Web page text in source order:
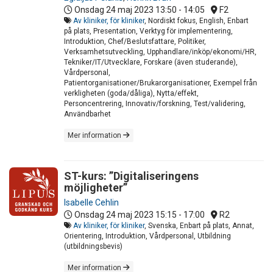
Onsdag 24 maj 2023 13:50 - 14:05 F2
Av kliniker, för kliniker, Nordiskt fokus, English, Enbart
på plats, Presentation, Verktyg för implementering,
Introduktion, Chef/Beslutsfattare, Politiker,
Verksamhetsutveckling, Upphandlare/inköp/ekonomi/HR,
Tekniker/IT/Utvecklare, Forskare (även studerande),
Vårdpersonal,
Patientorganisationer/Brukarorganisationer, Exempel från
verkligheten (goda/dåliga), Nytta/effekt,
Personcentrering, Innovativ/forskning, Test/validering,
Användbarhet
Mer information
ST-kurs: ”Digitaliseringens
möjligheter”
Isabelle Cehlin
Onsdag 24 maj 2023 15:15 - 17:00 R2
Av kliniker, för kliniker, Svenska, Enbart på plats, Annat,
Orientering, Introduktion, Vårdpersonal, Utbildning
(utbildningsbevis)
Mer information